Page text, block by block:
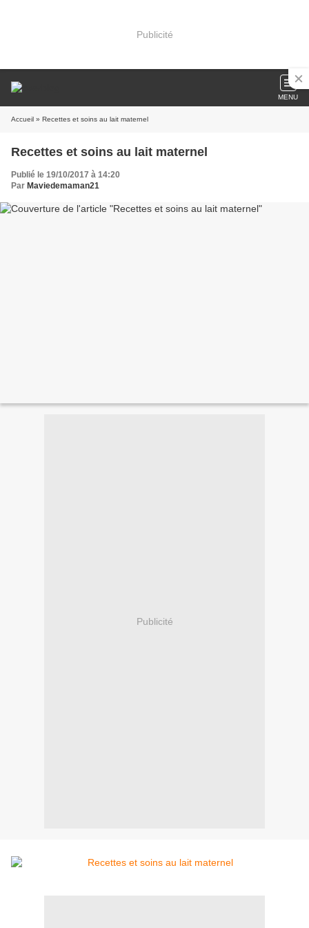
Publicité
MENU
Accueil » Recettes et soins au lait maternel
Recettes et soins au lait maternel
Publié le 19/10/2017 à 14:20
Par Maviedemaman21
Publicité